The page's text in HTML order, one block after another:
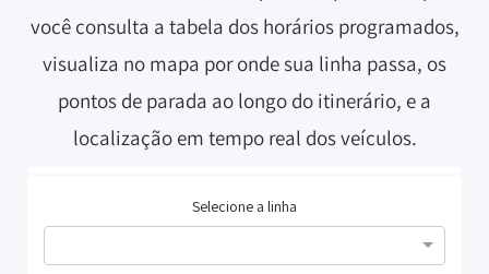
você consulta a tabela dos horários programados,
visualiza no mapa por onde sua linha passa, os
pontos de parada ao longo do itinerário, e a
localização em tempo real dos veículos.